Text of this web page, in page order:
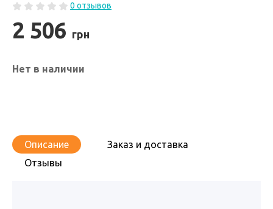
0 отзывов
2 506 грн
Нет в наличии
Описание
Заказ и доставка
Отзывы